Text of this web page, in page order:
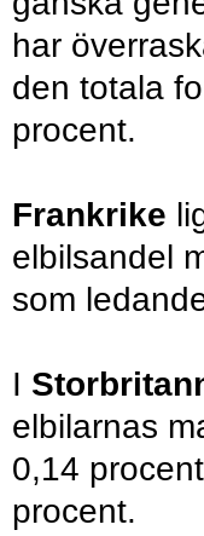
har
den totala
procent.
Frankrike
elbilsandel
som
I
elbilarnas
0,14
procent.